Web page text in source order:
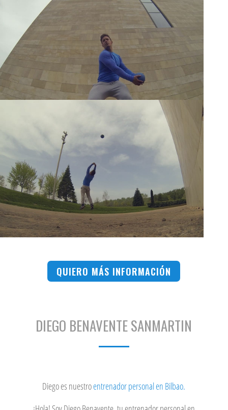
QUIERO MÁS INFORMACIÓN
DIEGO BENAVENTE SANMARTIN
Diego es nuestroentrenador personal en Bilbao.